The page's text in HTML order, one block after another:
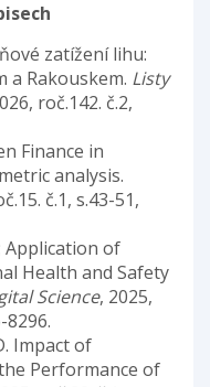
zatížení lihu:
a Rakouskem. Listy
roč.142. č.2,
Finance in
analysis.
č.1, s.43-51,
Application of
Health and Safety
Science, 2025,
8296.
Impact of
Performance of